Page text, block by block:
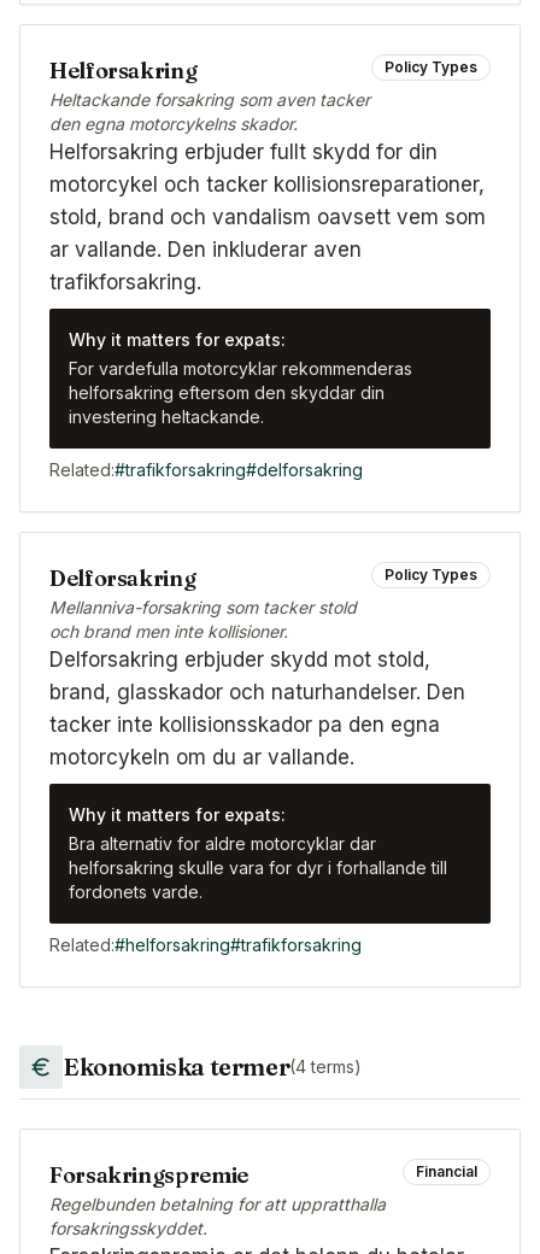
Helforsakring
Heltackande forsakring som aven tacker
den egna motorcykelns skador.
Policy Types
Helforsakring erbjuder fullt skydd for din
motorcykel och tacker kollisionsreparationer,
stold, brand och vandalism oavsett vem som
ar vallande. Den inkluderar aven
trafikforsakring.
Why it matters for expats:
For vardefulla motorcyklar rekommenderas
helforsakring eftersom den skyddar din
investering heltackande.
Related:#trafikforsakring#delforsakring
Delforsakring
Mellanniva-forsakring som tacker stold
och brand men inte kollisioner.
Policy Types
Delforsakring erbjuder skydd mot stold,
brand, glasskador och naturhandelser. Den
tacker inte kollisionsskador pa den egna
motorcykeln om du ar vallande.
Why it matters for expats:
Bra alternativ for aldre motorcyklar dar
helforsakring skulle vara for dyr i forhallande till
fordonets varde.
Related:#helforsakring#trafikforsakring
Ekonomiska termer(4terms)
Forsakringspremie
Regelbunden betalning for att uppratthalla
forsakringsskyddet.
Financial